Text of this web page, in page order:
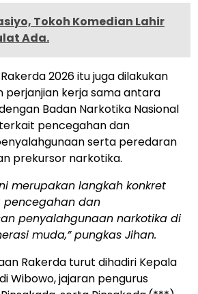
Tokoh Komedian Lahir
Ada.
2026 itu juga dilakukan
perjanjian kerja sama antara
Badan Narkotika Nasional
pencegahan dan
serta peredaran
prekursor narkotika.
merupakan langkah konkret
dan
penyalahgunaan narkotika di
muda,” pungkas Jihan.
Rakerda turut dihadiri Kepala
Wibowo, jajaran pengurus